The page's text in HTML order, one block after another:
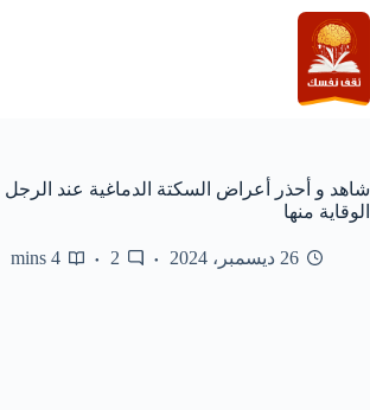
التجاوز
إلى
المحتوى
شاهد و أحذر أعراض السكتة الدماغية عند
الوقاية منها
26 ديسمبر، 2024 2
4 mins